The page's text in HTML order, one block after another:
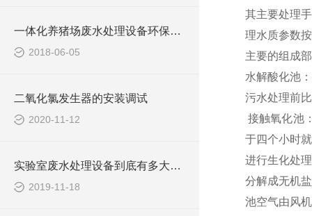
一体化养猪场废水处理设备环保局新要求
2018-06-05
二氧化氯发生器的安装调试
2020-11-12
实验室废水处理设备到底有多大的本事？
2019-11-18
其主要处理
理水质参数
主要的组成
水解酸化池
污水处理前
接触氧化池
于四个小时
进行生化处
分解成无机
池空气由风